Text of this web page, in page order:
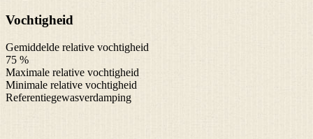
Vochtigheid
Gemiddelde relative vochtigheid
75 %
Maximale relative vochtigheid
Minimale relative vochtigheid
Referentiegewasverdamping